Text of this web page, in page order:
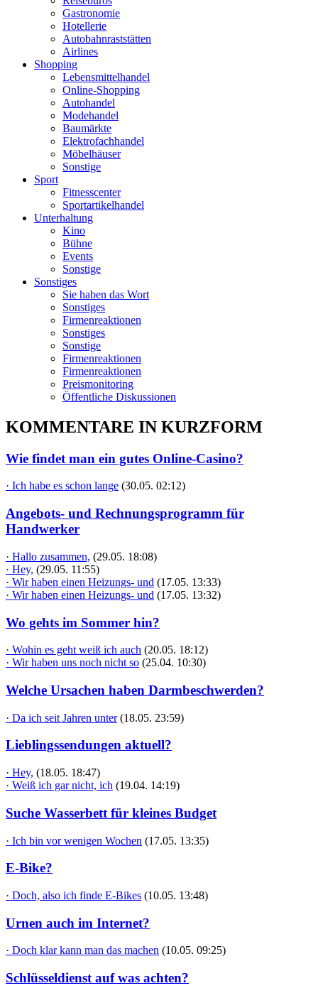
Gastronomie
Hotellerie
Autobahnraststätten
Airlines
Shopping
Lebensmittelhandel
Online-Shopping
Autohandel
Modehandel
Baumärkte
Elektrofachhandel
Möbelhäuser
Sonstige
Sport
Fitnesscenter
Sportartikelhandel
Unterhaltung
Kino
Bühne
Events
Sonstige
Sonstiges
Sie haben das Wort
Sonstiges
Firmenreaktionen
Sonstiges
Sonstige
Firmenreaktionen
Firmenreaktionen
Preismonitoring
Öffentliche Diskussionen
KOMMENTARE IN KURZFORM
Wie findet man ein gutes Online-Casino?
· Ich habe es schon lange (30.05. 02:12)
Angebots- und Rechnungsprogramm für
Handwerker
· Hallo zusammen, (29.05. 18:08)
· Hey, (29.05. 11:55)
· Wir haben einen Heizungs- und (17.05. 13:33)
· Wir haben einen Heizungs- und (17.05. 13:32)
Wo gehts im Sommer hin?
· Wohin es geht weiß ich auch (20.05. 18:12)
· Wir haben uns noch nicht so (25.04. 10:30)
Welche Ursachen haben Darmbeschwerden?
· Da ich seit Jahren unter (18.05. 23:59)
Lieblingssendungen aktuell?
· Hey, (18.05. 18:47)
· Weiß ich gar nicht, ich (19.04. 14:19)
Suche Wasserbett für kleines Budget
· Ich bin vor wenigen Wochen (17.05. 13:35)
E-Bike?
· Doch, also ich finde E-Bikes (10.05. 13:48)
Urnen auch im Internet?
· Doch klar kann man das machen (10.05. 09:25)
Schlüsseldienst auf was achten?